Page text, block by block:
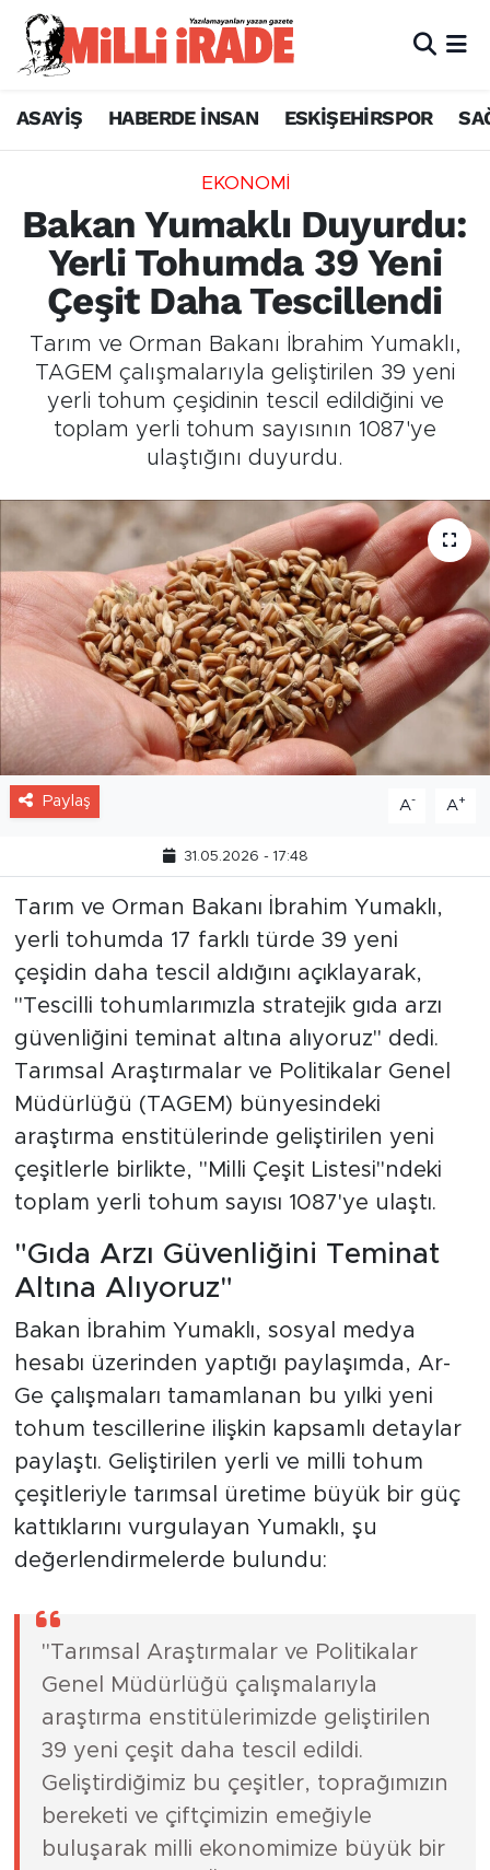
ASAYİŞ HABERDE İNSAN ESKİŞEHİRSPOR
EKONOMİ
Bakan Yumaklı Duyurdu:
Yerli Tohumda 39 Yeni
Çeşit Daha Tescillendi
Tarım ve Orman Bakanı İbrahim Yumaklı,
TAGEM çalışmalarıyla geliştirilen 39 yeni
yerli tohum çeşidinin tescil edildiğini ve
toplam yerli tohum sayısının 1087'ye
ulaştığını duyurdu.
Paylaş A- A+
31.05.2026 - 17:48
Tarım ve Orman Bakanı İbrahim Yumaklı,
yerli tohumda 17 farklı türde 39 yeni
çeşidin daha tescil aldığını açıklayarak,
"Tescilli tohumlarımızla stratejik gıda arzı
güvenliğini teminat altına alıyoruz" dedi.
Tarımsal Araştırmalar ve Politikalar Genel
Müdürlüğü (TAGEM) bünyesindeki
araştırma enstitülerinde geliştirilen yeni
çeşitlerle birlikte, "Milli Çeşit Listesi"ndeki
toplam yerli tohum sayısı 1087'ye ulaştı.
"Gıda Arzı Güvenliğini Teminat
Altına Alıyoruz"
Bakan İbrahim Yumaklı, sosyal medya
hesabı üzerinden yaptığı paylaşımda, Ar-
Ge çalışmaları tamamlanan bu yılki yeni
tohum tescillerine ilişkin kapsamlı detaylar
paylaştı. Geliştirilen yerli ve milli tohum
çeşitleriyle tarımsal üretime büyük bir güç
kattıklarını vurgulayan Yumaklı, şu
değerlendirmelerde bulundu:
"Tarımsal Araştırmalar ve Politikalar
Genel Müdürlüğü çalışmalarıyla
araştırma enstitülerimizde geliştirilen
39 yeni çeşit daha tescil edildi.
Geliştirdiğimiz bu çeşitler, toprağımızın
bereketi ve çiftçimizin emeğiyle
buluşarak milli ekonomimize büyük bir